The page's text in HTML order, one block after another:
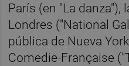
París (en "La danza"),
Londres ("National
pública de Nueva
Comedie-Française